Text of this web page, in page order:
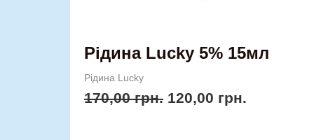
Рідина Lucky 5% 15мл
Рідина Lucky
170,00грн. 120,00 грн.